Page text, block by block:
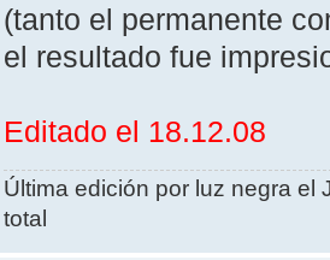
(tanto el permanente
el resultado fue
Editado el 18.12.08
Última edición por luz negra el
total